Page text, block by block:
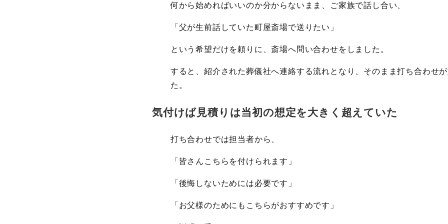
何から始めればいいのか分からないまま、ご家族で話し合い、
「父が生前話していた町屋斎場で送りたい」
という希望だけを頼りに、斎場へ問い合わせをしました。
すると、紹介された葬儀社へ連絡する流れとなり、そのまま打ち合わせ
た。
気付けば見積りは当初の想定を大きく超えていた
打ち合わせでは担当者から、
「皆さんこちらを付けられます」
「後悔しないためには必要です」
「お父様のためにもこちらがおすすめです」